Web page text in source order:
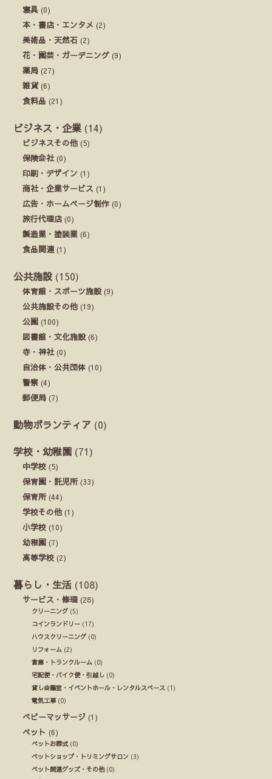
寝具 (0)
本・書店・エンタメ (2)
美術品・天然石 (2)
花・園芸・ガーデニング (9)
薬局 (27)
雑貨(6)
食料品 (21)
ビジネス・企業 (14)
ビジネスその他 (5)
保険会社(0)
印刷・デザイン (1)
商社・企業サービス (1)
広告・ホームページ制作 (0)
旅行代理店 (0)
製造業・塗装業 (6)
食品関連 (1)
公共施設 (150)
体育館・スポーツ施設(9)
公共施設その他 (19)
公園 (100)
図書館・文化施設(6)
寺・神社(0)
自治体・公共団体 (10)
警察 (4)
郵便局 (7)
動物ボランティア (0)
学校・幼稚園 (71)
中学校 (5)
保育園・託児所(33)
保育所(44)
学校その他 (1)
小学校 (10)
幼稚園 (7)
高等学校 (2)
暮らし・生活 (108)
サービス・修理 (28)
クリーニング(5)
コインランドリー (17)
ハウスクリーニング(0)
リフォーム (2)
倉庫・トランクルーム (0)
宅配便・バイク便・引越し (0)
貸し会議室・イベントホール・レンタルスペース (1)
電気工事(0)
ベビーマッサージ (1)
ペット (6)
ペットお葬式(0)
ペットショップ・トリミングサロン (3)
ペット関連グッズ・その他(0)